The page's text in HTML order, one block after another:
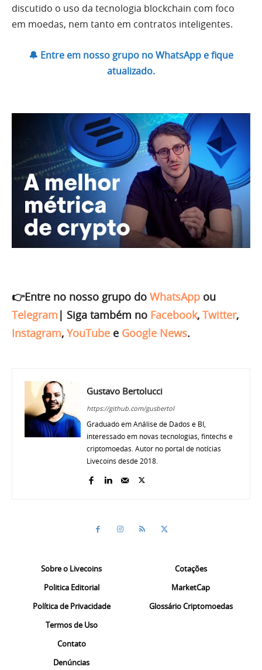
discutido o uso da tecnologia blockchain com foco
em moedas, nem tanto em contratos inteligentes.
🔔 Entre em nosso grupo no WhatsApp e fique
atualizado.
👉Entre no nosso grupo do WhatsApp ou
Telegram | Siga também no Facebook, Twitter,
Instagram, YouTube e Google News.
Gustavo Bertolucci
https://github.com/gusbertol
Graduado em Análise de Dados e BI,
interessado em novas tecnologias, fintechs e
criptomoedas. Autor no portal de notícias
Livecoins desde 2018.
Sobre o Livecoins
Politica Editorial
Política de Privacidade
Termos de Uso
Contato
Denúncias
Cotações
MarketCap
Glossário Criptomoedas